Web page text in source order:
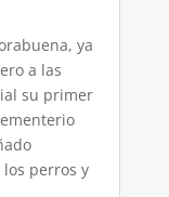
ya
a las
su primer
perros y